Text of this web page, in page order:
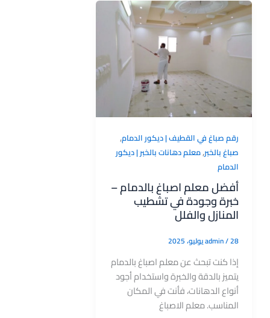
رقم صباغ في القطيف | ديكور الدمام,
صباغ بالخبر,معلم دهانات بالخبر | ديكور
الدمام
أفضل معلم اصباغ بالدمام –
خبرة وجودة في تشطيب
المنازل والفلل
admin/28 يوليو، 2025
إذا كنت تبحث عن معلم اصباغ بالدمام
يتميز بالدقة والخبرة واستخدام أجود
أنواع الدهانات، فأنت في المكان
المناسب. معلم الاصباغ